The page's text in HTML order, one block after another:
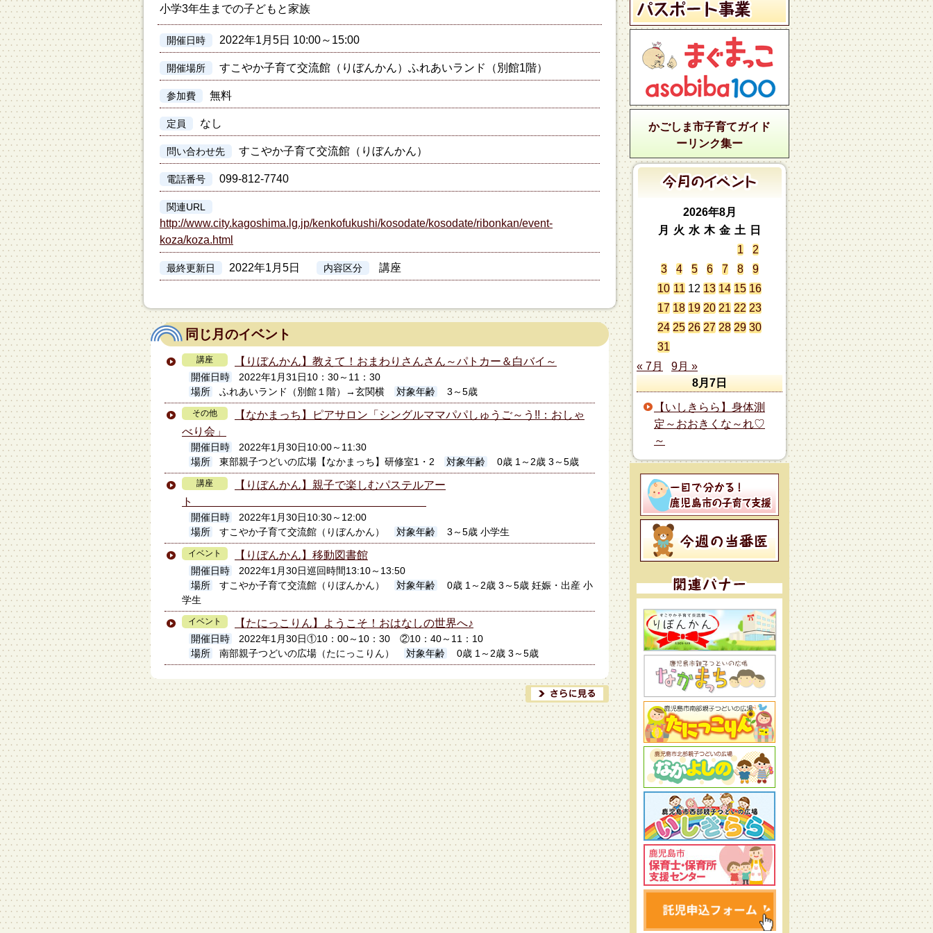
小学3年生までの子どもと家族
開催日時 2022年1月5日 10:00～15:00
開催場所 すこやか子育て交流館（りぼんかん）ふれあいランド（別館1階）
参加費 無料
定員 なし
問い合わせ先 すこやか子育て交流館（りぼんかん）
電話番号 099-812-7740
関連URL
http://www.city.kagoshima.lg.jp/kenkofukushi/kosodate/kosodate/ribonkan/event-
koza/koza.html
最終更新日 2022年1月5日 内容区分 講座
同じ月のイベント
講座 【りぼんかん】教えて！おまわりさんさん～パトカー＆白バイ～
開催日時
2022年1月31日10：30～11：30
場所
ふれあいランド（別館１階）→玄関横 対象年齢 3～5歳
その他
【なかまっち】ピアサロン「シングルママパパしゅうご～う!!：おしゃ
べり会」
開催日時
2022年1月30日10:00～11:30
場所
東部親子つどいの広場【なかまっち】研修室1・2 対象年齢 0歳 1～2歳 3～5歳
講座
【りぼんかん】親子で楽しむパステルアー
ト
開催日時
2022年1月30日10:30～12:00
場所
すこやか子育て交流館（りぼんかん） 対象年齢 3～5歳 小学生
イベント 【りぼんかん】移動図書館
開催日時
2022年1月30日巡回時間13:10～13:50
場所
すこやか子育て交流館（りぼんかん） 対象年齢
0歳 1～2歳 3～5歳 妊娠・出産 小
学生
イベント 【たにっこりん】ようこそ！おはなしの世界へ♪
開催日時
2022年1月30日①10：00～10：30 ②10：40～11：10
場所
南部親子つどいの広場（たにっこりん） 対象年齢 0歳 1～2歳 3～5歳
かごしま市子育てガイド
ーリンク集ー
2026年8月
月
火 水 木 金 土
日
1
2
3
4 5 6 7 8
9
10 11 12 13 14 15 16
17 18 19 20 21 22 23
24 25 26 27 28 29 30
31
« 7月
9月 »
8月7日
【いしきらら】身体測
定～おおきくな～れ♡
～